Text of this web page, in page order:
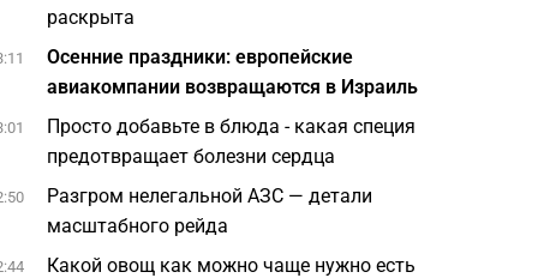
раскрыта
Осенние праздники: европейские
авиакомпании возвращаются в Израиль
Просто добавьте в блюда - какая специя
предотвращает болезни сердца
Разгром нелегальной АЗС — детали
масштабного рейда
Какой овощ как можно чаще нужно есть